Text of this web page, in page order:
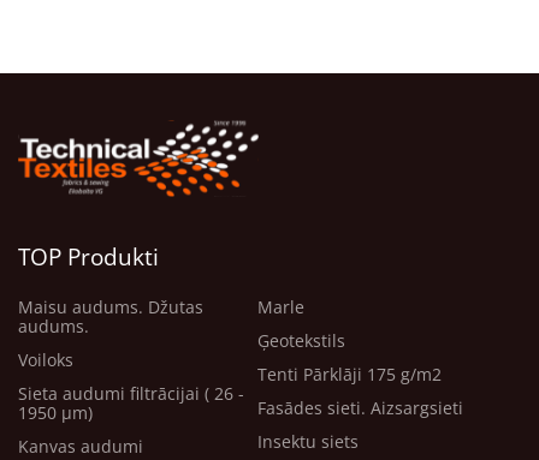
TOP Produkti
Maisu audums. Džutas
audums.
Voiloks
Sieta audumi filtrācijai ( 26 -
1950 μm)
Kanvas audumi
Marle
Ģeotekstils
Tenti Pārklāji 175 g/m2
Fasādes sieti. Aizsargsieti
Insektu siets